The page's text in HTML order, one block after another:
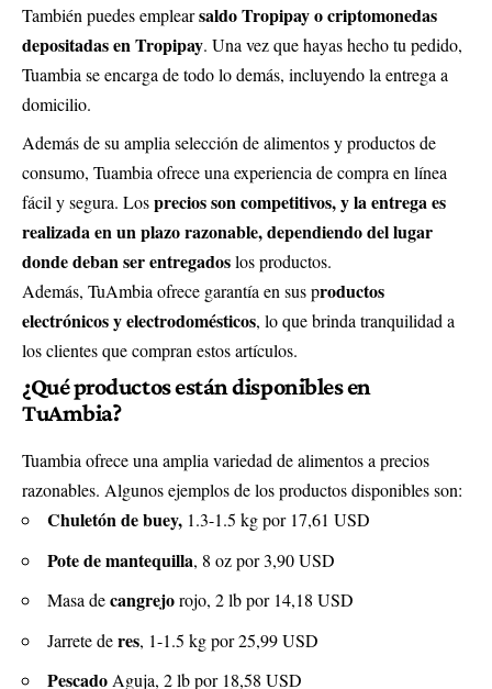
También puedes emplearsaldo Tropipay o criptomonedas
depositadas en Tropipay. Una vez que hayas hecho tu pedido,
Tuambia se encarga de todo lo demás, incluyendo la entrega a
domicilio.
Además de su amplia selección de alimentos y productos de
consumo, Tuambia ofrece una experiencia de compra en línea
fácil y segura. Losprecios son competitivos, y la entrega es
realizada en un plazo razonable, dependiendo del lugar
donde deban ser entregadoslos productos.
Además, TuAmbia ofrece garantía en sus productos
electrónicos y electrodomésticos, lo que brinda tranquilidad a
los clientes que compran estos artículos.
¿Qué productos están disponibles en
TuAmbia?
Tuambia ofrece una amplia variedad de alimentos a precios
razonables. Algunos ejemplos de los productos disponibles son:
Chuletón de buey, 1.3-1.5 kg por 17,61 USD
Pote de mantequilla, 8 oz por 3,90 USD
Masa decangrejorojo, 2 lb por 14,18 USD
Jarrete deres, 1-1.5 kg por 25,99 USD
Pescado Aguja, 2 lb por 18,58 USD